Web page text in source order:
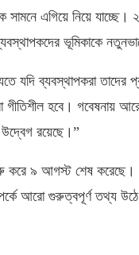
এগিয়ে নিয়ে
ভূমিকাকে
যদি ব্যবস্থাপকরা
হবে। গবেষনায়
উদ্বেগ রয়েছে।”
৯ আগস্ট শেষ করেছে।
আরো গুরুত্বপূর্ণ তথ্য